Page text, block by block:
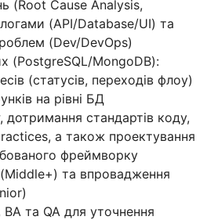
(Root Cause Analysis,
(API/Database/UI) та
(Dev/DevOps)
(PostgreSQL/MongoDB):
(статусів, переходів флоу)
на рівні БД
дотримання стандартів коду,
а також проектування
фреймворку
та впровадження
BA та QA для уточнення